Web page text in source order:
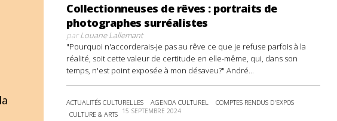
Collectionneuses de rêves : portraits de
photographes surréalistes
parLouane Lallemant
"Pourquoi n'accorderais-je pas au rêve ce que je refuse parfois à la
réalité, soit cette valeur de certitude en elle-même, qui, dans son
temps, n'est point exposée à mon désaveu?" André...
ACTUALITÉS CULTURELLES AGENDA CULTUREL
COMPTES RENDUS D'EXPOS
CULTURE & ARTS 15 SEPTEMBRE 2024